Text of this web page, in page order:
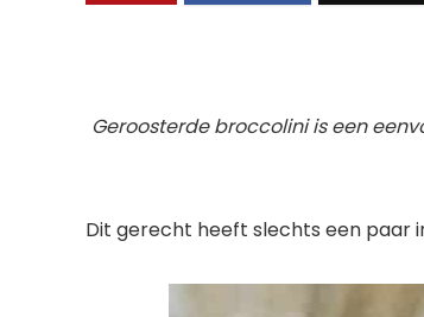
Geroosterde broccolini is een
Dit gerecht heeft slechts een paar